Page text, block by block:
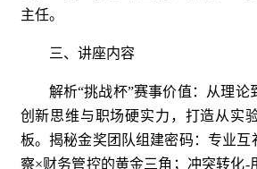
主任。
三、讲座内容
解析“挑战杯”赛事价值：从理论
创新思维与职场硬实力，打造从实
板。揭秘金奖团队组建密码：专业互
察×财务管控的黄金三角；冲突转化-